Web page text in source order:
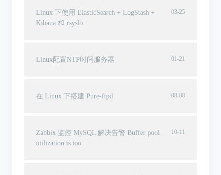
03-25
Linux 下使用 ElasticSearch + LogStash +
Kibana 和 rsyslo
01-21
Linux配置NTP时间服务器
08-08
在 Linux 下搭建 Pure-ftpd
10-11
Zabbix 监控 MySQL 解决告警 Buffer pool
utilization is too